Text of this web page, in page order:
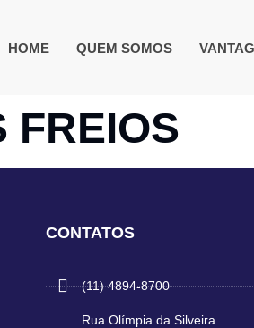
HOME QUEM SOMOS
FREIOS
CONTATOS
(11) 4894-8700
Rua Olímpia da Silveira